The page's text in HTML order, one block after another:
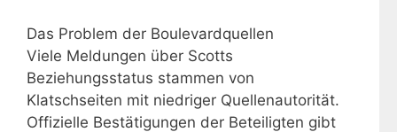
Das Problem der Boulevardquellen
Viele Meldungen über Scotts
Beziehungsstatus stammen von
Klatschseiten mit niedriger Quellenautorität.
Offizielle Bestätigungen der Beteiligten gibt